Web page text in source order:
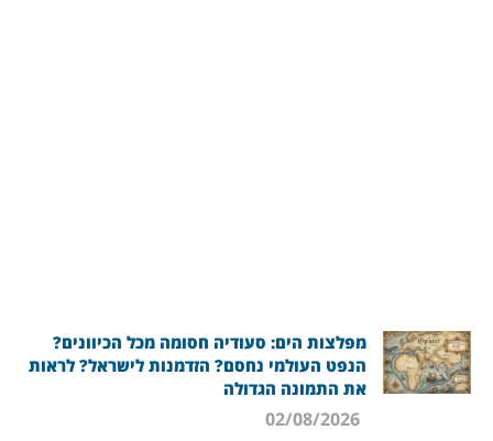
מפלצות הים: סעודיה חסומה מכל הכיוונים?
הנפט העולמי נחסם? הזדמנות לישראל? לראות
את התמונה הגדולה